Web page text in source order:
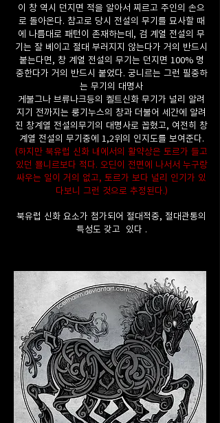
이 창 역시 던지면 적을 알아서 찌르고 주인의 손으
로 돌아온다. 참고로 당시 전설의 무기를 묘사할 때
에 나름대로 패턴이 존재하는데, 검 계열 전설의 무
기는 잘 베이고 절대 부러지지 않는다가 거의 반드시
붙는다면, 창 계열 전설의 무기는 던지면​ 100% 명
중한다​가 거의 반드시 붙었다. 궁니르는 그런 필중하
는 무기의 대명사
게불그나 브류나크등의 켈트신화 무기가 널리 알려
지기 전까지는 룽기누스의 창과 더불어 세간에 알려
진 창계열 전설의무기의 대명사로 꼽혔고, 여전히 창
계열 전설의 무기중에 1,2위의 인지도를 보여준다.
(하지만 북유럽 신화 내에서의 활약상은 토르가 들고
있던 묠니르보다 적다. 오딘이 전면에 나서서 누구랑
싸우는 일이 거의 없고, 토르가 보다 널리 인기가 있
다보니 그런 것으로 추정된다.)
북유럽 신화 요소가 첨가되어 절대적중, 절대관통의
특성도 갖고 있다 .